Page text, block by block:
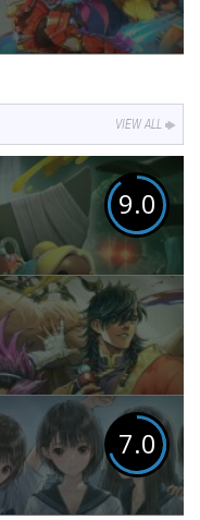
VIEW ALL
9.0
7.0